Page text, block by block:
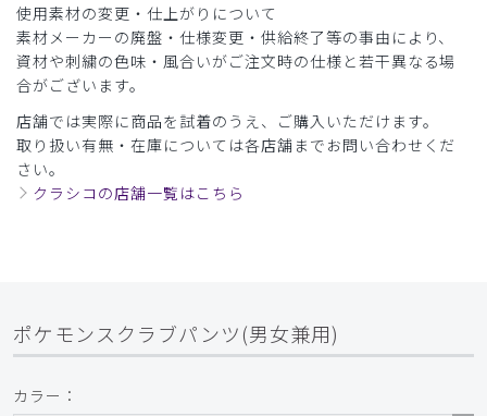
使用素材の変更・仕上がりについて
素材メーカーの廃盤・仕様変更・供給終了等の事由により、
資材や刺繍の色味・風合いがご注文時の仕様と若干異なる場
合がございます。
店舗では実際に商品を試着のうえ、ご購入いただけます。
取り扱い有無・在庫については各店舗までお問い合わせくだ
さい。
クラシコの店舗一覧はこちら
ポケモンスクラブパンツ(男女兼用)
カラー：